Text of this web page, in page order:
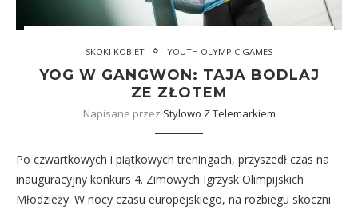
SKOKI KOBIET YOUTH OLYMPIC GAMES
YOG W GANGWON: TAJA BODLAJ
ZE ZŁOTEM
Napisane przez Stylowo Z Telemarkiem
Po czwartkowych i piątkowych treningach, przyszedł czas na
inauguracyjny konkurs 4. Zimowych Igrzysk Olimpijskich
Młodzieży. W nocy czasu europejskiego, na rozbiegu skoczni